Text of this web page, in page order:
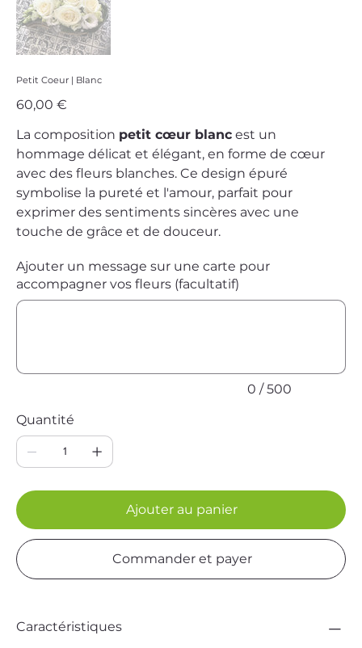
Petit Coeur | Blanc
Prix
60,00 €
La composition petit cœur blanc est un
hommage délicat et élégant, en forme de cœur
avec des fleurs blanches. Ce design épuré
symbolise la pureté et l'amour, parfait pour
exprimer des sentiments sincères avec une
touche de grâce et de douceur.
Ajouter un message sur une carte pour
accompagner vos fleurs (facultatif)
500
0 / 500
Quantité
Ajouter au panier
Commander et payer
Caractéristiques